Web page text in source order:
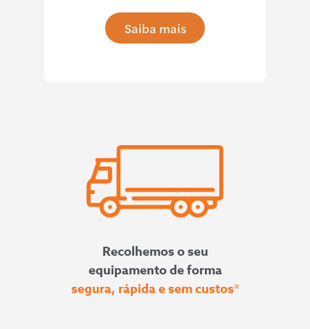
Saiba mais
Recolhemos o seu
equipamento de forma
segura, rápida e sem custos*